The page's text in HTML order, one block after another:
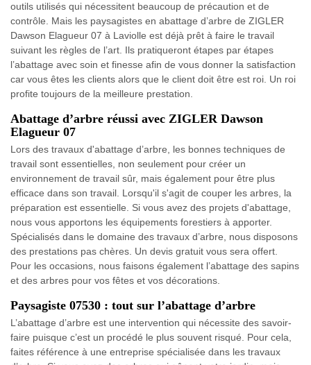
outils utilisés qui nécessitent beaucoup de précaution et de
contrôle. Mais les paysagistes en abattage d’arbre de ZIGLER
Dawson Elagueur 07 à Laviolle est déjà prêt à faire le travail
suivant les règles de l’art. Ils pratiqueront étapes par étapes
l’abattage avec soin et finesse afin de vous donner la satisfaction
car vous êtes les clients alors que le client doit être est roi. Un roi
profite toujours de la meilleure prestation.
Abattage d’arbre réussi avec ZIGLER Dawson
Elagueur 07
Lors des travaux d'abattage d’arbre, les bonnes techniques de
travail sont essentielles, non seulement pour créer un
environnement de travail sûr, mais également pour être plus
efficace dans son travail. Lorsqu'il s'agit de couper les arbres, la
préparation est essentielle. Si vous avez des projets d'abattage,
nous vous apportons les équipements forestiers à apporter.
Spécialisés dans le domaine des travaux d’arbre, nous disposons
des prestations pas chères. Un devis gratuit vous sera offert.
Pour les occasions, nous faisons également l’abattage des sapins
et des arbres pour vos fêtes et vos décorations.
Paysagiste 07530 : tout sur l’abattage d’arbre
L’abattage d’arbre est une intervention qui nécessite des savoir-
faire puisque c’est un procédé le plus souvent risqué. Pour cela,
faites référence à une entreprise spécialisée dans les travaux